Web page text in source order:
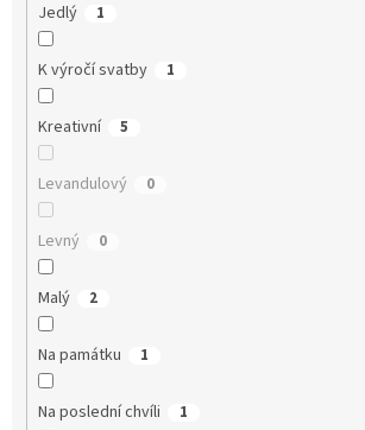
Jedlý 1
K výročí svatby 1
Kreativní 5
Levandulový 0
Levný 0
Malý 2
Na památku 1
Na poslední chvíli 1